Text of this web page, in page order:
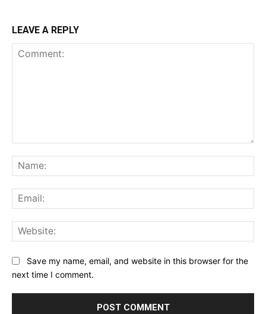
LEAVE A REPLY
Save my name, email, and website in this browser for the
next time I comment.